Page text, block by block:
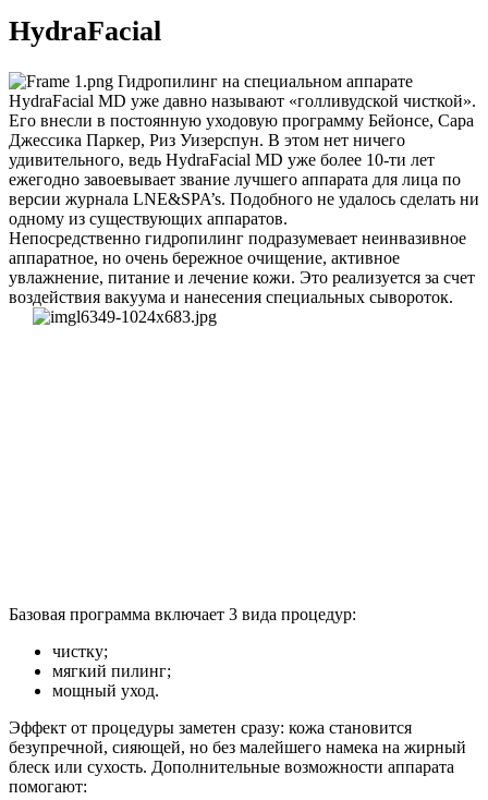
HydraFacial
Гидропилинг на специальном аппарате
HydraFacial MD уже давно называют «голливудской чисткой».
Его внесли в постоянную уходовую программу Бейонсе, Сара
Джессика Паркер, Риз Уизерспун. В этом нет ничего
удивительного, ведь HydraFacial MD уже более 10-ти лет
ежегодно завоевывает звание лучшего аппарата для лица по
версии журнала LNE&SPA’s. Подобного не удалось сделать ни
одному из существующих аппаратов.
Непосредственно гидропилинг подразумевает неинвазивное
аппаратное, но очень бережное очищение, активное
увлажнение, питание и лечение кожи. Это реализуется за счет
воздействия вакуума и нанесения специальных сывороток.
Базовая программа включает 3 вида процедур:
чистку;
мягкий пилинг;
мощный уход.
Эффект от процедуры заметен сразу: кожа становится
безупречной, сияющей, но без малейшего намека на жирный
блеск или сухость. Дополнительные возможности аппарата
помогают: